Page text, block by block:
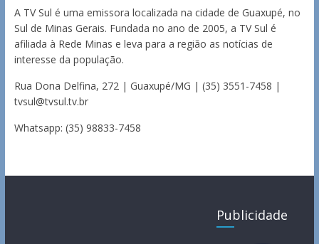
A TV Sul é uma emissora localizada na cidade de Guaxupé, no
Sul de Minas Gerais. Fundada no ano de 2005, a TV Sul é
afiliada à Rede Minas e leva para a região as notícias de
interesse da população.
Rua Dona Delfina, 272 | Guaxupé/MG | (35) 3551-7458 |
tvsul@tvsul.tv.br
Whatsapp: (35) 98833-7458
Publicidade